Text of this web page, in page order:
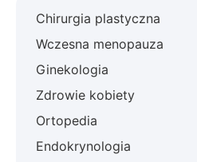
Chirurgia plastyczna
Wczesna menopauza
Ginekologia
Zdrowie kobiety
Ortopedia
Endokrynologia